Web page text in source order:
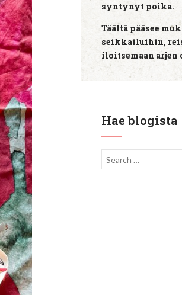
syntynyt poika.
Täältä pääsee
seikkailuihin,
iloitsemaan
Hae blogista